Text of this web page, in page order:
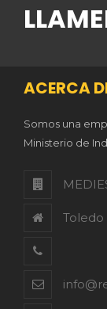
ACERCA
Somos una
Ministerio de
Toledo